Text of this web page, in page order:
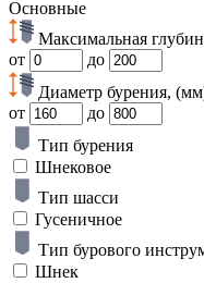
Основные
Максимальная
от
до
Диаметр бурения,
от
до
Тип бурения
Шнековое
Тип шасси
Гусеничное
Тип бурового
Шнек